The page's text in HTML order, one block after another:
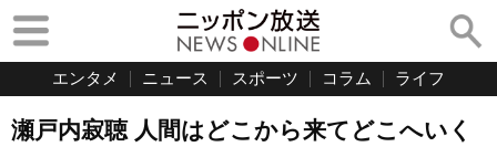
エンタメ ニュース スポーツ コラム ライフ
瀬戸内寂聴 人間はどこから来てどこへいく